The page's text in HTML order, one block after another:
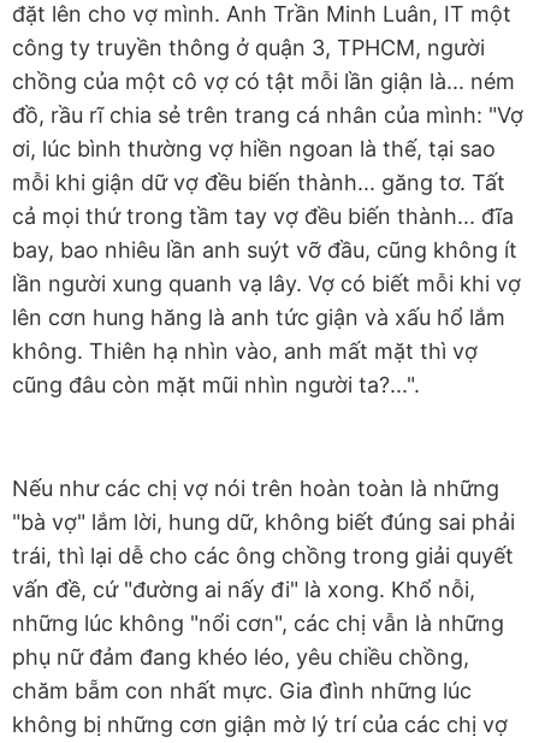
đặt lên cho vợ mình. Anh Trần Minh Luân, IT một
công ty truyền thông ở quận 3, TPHCM, người
chồng của một cô vợ có tật mỗi lần giận là... ném
đồ, rầu rĩ chia sẻ trên trang cá nhân của mình: "Vợ
ơi, lúc bình thường vợ hiền ngoan là thế, tại sao
mỗi khi giận dữ vợ đều biến thành... găng tơ. Tất
cả mọi thứ trong tầm tay vợ đều biến thành... đĩa
bay, bao nhiêu lần anh suýt vỡ đầu, cũng không ít
lần người xung quanh vạ lây. Vợ có biết mỗi khi vợ
lên cơn hung hăng là anh tức giận và xấu hổ lắm
không. Thiên hạ nhìn vào, anh mất mặt thì vợ
cũng đâu còn mặt mũi nhìn người ta?...".
Nếu như các chị vợ nói trên hoàn toàn là những
"bà vợ" lắm lời, hung dữ, không biết đúng sai phải
trái, thì lại dễ cho các ông chồng trong giải quyết
vấn đề, cứ "đường ai nấy đi" là xong. Khổ nỗi,
những lúc không "nổi cơn", các chị vẫn là những
phụ nữ đảm đang khéo léo, yêu chiều chồng,
chăm bẵm con nhất mực. Gia đình những lúc
không bị những cơn giận mờ lý trí của các chị vợ